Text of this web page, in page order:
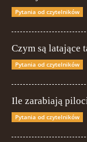
Pytania od czytelników
Czym są latające
Pytania od czytelników
Ile zarabiają
Pytania od czytelników